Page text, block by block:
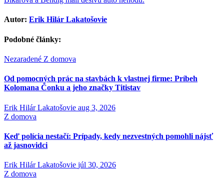
v
článku
Autor: Erik Hilár Lakatošovie
Podobné články:
Nezaradené Z domova
Od pomocných prác na stavbách k vlastnej firme: Príbeh
Kolomana Čonku a jeho značky Titistav
Erik Hilár Lakatošovie aug 3, 2026
Z domova
Keď polícia nestačí: Prípady, kedy nezvestných pomohli nájsť
až jasnovidci
Erik Hilár Lakatošovie júl 30, 2026
Z domova